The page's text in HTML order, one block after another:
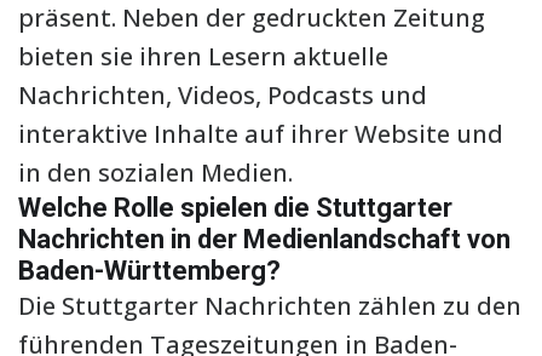
präsent. Neben der gedruckten Zeitung
bieten sie ihren Lesern aktuelle
Nachrichten, Videos, Podcasts und
interaktive Inhalte auf ihrer Website und
in den sozialen Medien.
Welche Rolle spielen die Stuttgarter
Nachrichten in der Medienlandschaft von
Baden-Württemberg?
Die Stuttgarter Nachrichten zählen zu den
führenden Tageszeitungen in Baden-